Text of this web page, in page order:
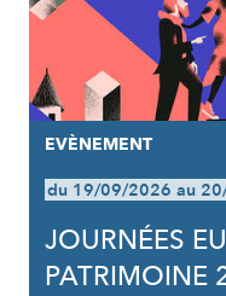
EVÈNEMENT
du 19/09/2026 au
JOURNÉES
PATRIMOINE